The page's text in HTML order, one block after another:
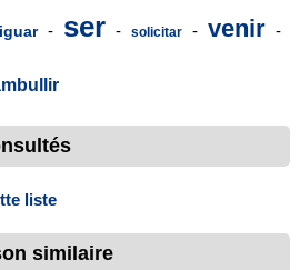
- ser - solicitar - venir -
liste
similaire